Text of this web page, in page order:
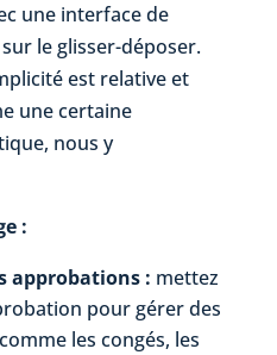
une interface de
le glisser-déposer.
est relative et
une certaine
nous y
:
approbations : mettez
pour gérer des
les congés, les